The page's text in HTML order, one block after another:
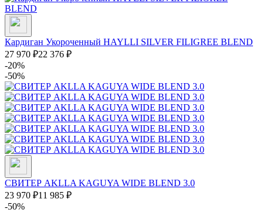
Кардиган Укороченный HAYLLI SILVER FILIGREE BLEND
27 970 ₽22 376 ₽
-20%
-50%
СВИТЕР AKLLA KAGUYA WIDE BLEND 3.0
23 970 ₽11 985 ₽
-50%